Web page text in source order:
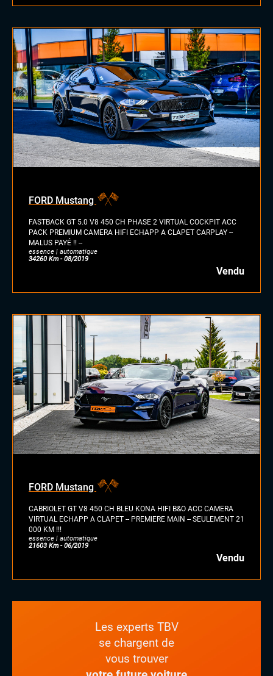
FORD Mustang
FASTBACK GT 5.0 V8 450 CH PHASE 2 VIRTUAL COCKPIT ACC
PACK PREMIUM CAMERA HIFI ECHAPP A CLAPET CARPLAY --
MALUS PAYÉ !! --
essence | automatique
34260 Km - 08/2019
Vendu
FORD Mustang
CABRIOLET GT V8 450 CH BLEU KONA HIFI B&O ACC CAMERA
VIRTUAL ECHAPP A CLAPET -- PREMIERE MAIN -- SEULEMENT 21
000 KM !!!
essence | automatique
21603 Km - 06/2019
Vendu
Les experts TBV
se chargent de
vous trouver